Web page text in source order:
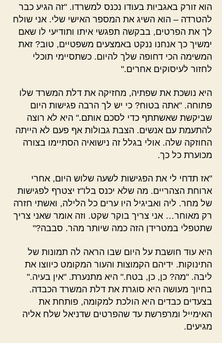
הוא זורק באגביות בעודו נכנס למשרדו. "זה הגיע כבר
להטרדה – הוא השיג את המספר האישי שלי. אני שולח
לך את הפרטים, בבקשה תפגשי איתו ותודיעי לו שאם
ימשיך כך אנחנו ננקט באמצעים משפטיים, טוב? זאת
המשימה הכי דחופה שלך להיום. כשתסיימי תוכלי
לחזור לעיסוקים אחרים."
היא נושכת את שפתיה, מחזיקה את דלת המשרד שלו
פתוחה. "אתה בטוח? כי יש לך הרבה פגישות היום
שביקשת שאשתתף כדי לסכם אותם." היא לא רוצה
להתעמת עם אנשים. הצבת גבולות אף פעם לא הייתה
החוזקה שלה. אולי בגלל זה נישואיה הסתיימו בצורה
מכוערת כל כך.
"אז תדחי לי את הפגישות לשעה שלוש היום, אחרי
ארוחת הצהריים. מה שלא יכנס בלו"ז יצטרף לפגישות
של מחר. ליה ואביגיל היו ערים כל הלילה, ואשתי חזרה
רק מאוחר… אני צריך בוקר שקט. וזה אומר שאני צריך
שתטפלי במטרידן הזה כמה שיותר מהר. סבבה?"
היא עוד חושבת על היום שבו הראה לה תמונות של
התינוקות. ידיהם הקמוצות והעור המקומט כיווצו את
ליבה. "מה? כן, כן, בטח." היא מתנערת. "אין בעיה."
בחיוך מעושה היא סוגרת את דלת המשרד הכבדה.
בצעדים כבדים היא הולכת למקומה, פותחת את
האימייל ומרפרשת עד שהפרטים שדניאל שלח אליה
מגיעים.